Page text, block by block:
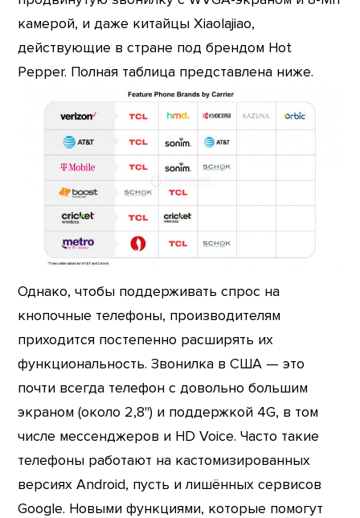
камерой, и даже китайцы Xiaolajiao,
действующие в стране под брендом Hot
Pepper. Полная таблица представлена ниже.
Однако, чтобы поддерживать спрос на
кнопочные телефоны, производителям
приходится постепенно расширять их
функциональность. Звонилка в США — это
почти всегда телефон с довольно большим
экраном (около 2,8") и поддержкой 4G, в том
числе мессенджеров и HD Voice. Часто такие
телефоны работают на кастомизированных
версиях Android, пусть и лишённых сервисов
Google. Новыми функциями, которые помогут